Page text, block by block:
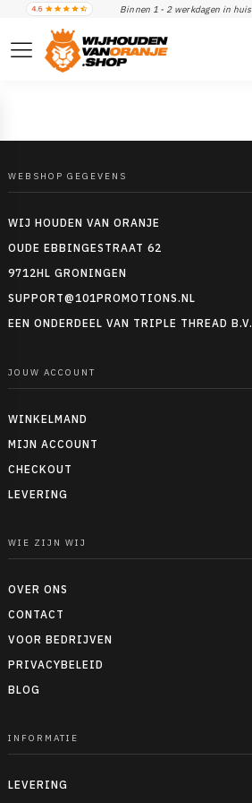
Binnen 1 - 2 werkdagen in huis
WEBSHOP GEGEVENS
WIJ HOUDEN VAN ORANJE
OUDE EBBINGESTRAAT 62
9712HL GRONINGEN
SUPPORT@101PROMOTIONS.NL
EEN ONDERDEEL VAN TRIPLE THREAD B.V.
JOUW ACCOUNT
WINKELMAND
MIJN ACCOUNT
CHECKOUT
LEVERING
WIE ZIJN WIJ
OVER ONS
CONTACT
VOOR BEDRIJVEN
PRIVACYBELEID
BLOG
INFORMATIE
LEVERING